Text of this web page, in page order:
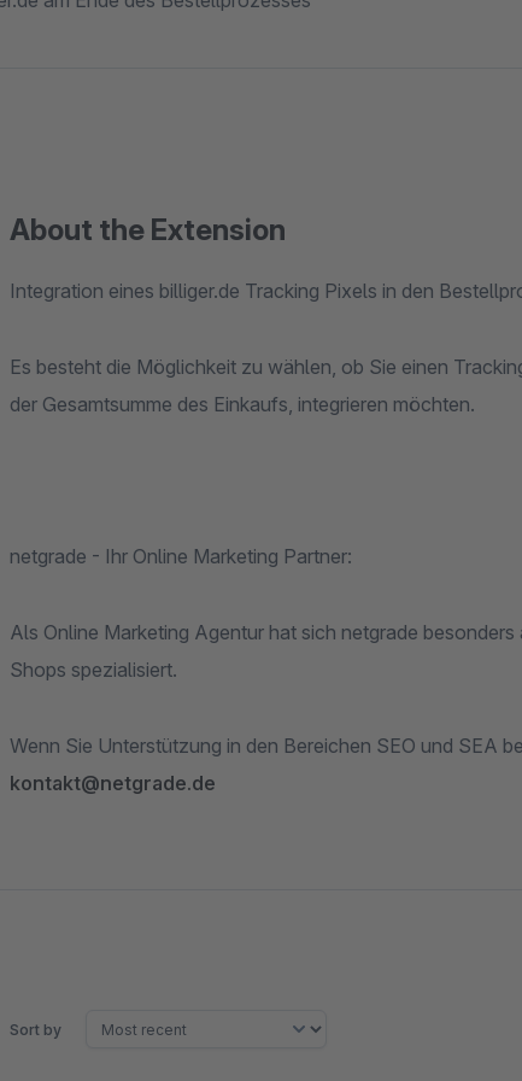
About the Extension
Integration eines billiger.de Tracking Pixels in den
Es besteht die Möglichkeit zu wählen, ob Sie einen
der Gesamtsumme des Einkaufs, integrieren möchten.
netgrade - Ihr Online Marketing Partner:
Als Online Marketing Agentur hat sich netgrade
Shops spezialisiert.
Wenn Sie Unterstützung in den Bereichen SEO und SEA
kontakt@netgrade.de
Sort by